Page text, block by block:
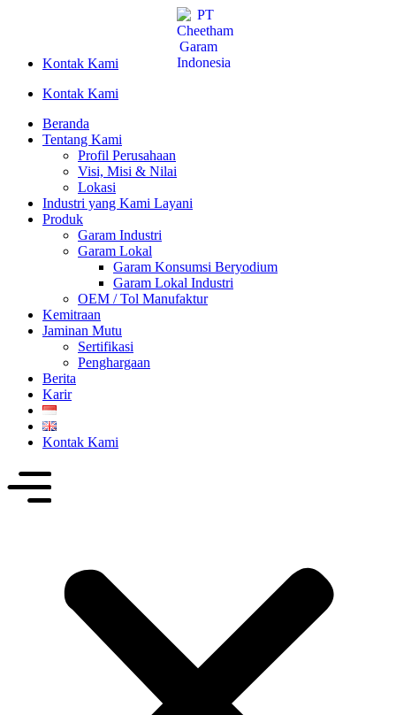
Kontak Kami
Kontak Kami
Beranda
Tentang Kami
Profil Perusahaan
Visi, Misi & Nilai
Lokasi
Industri yang Kami Layani
Produk
Garam Industri
Garam Lokal
Garam Konsumsi Beryodium
Garam Lokal Industri
OEM / Tol Manufaktur
Kemitraan
Jaminan Mutu
Sertifikasi
Penghargaan
Berita
Karir
Kontak Kami